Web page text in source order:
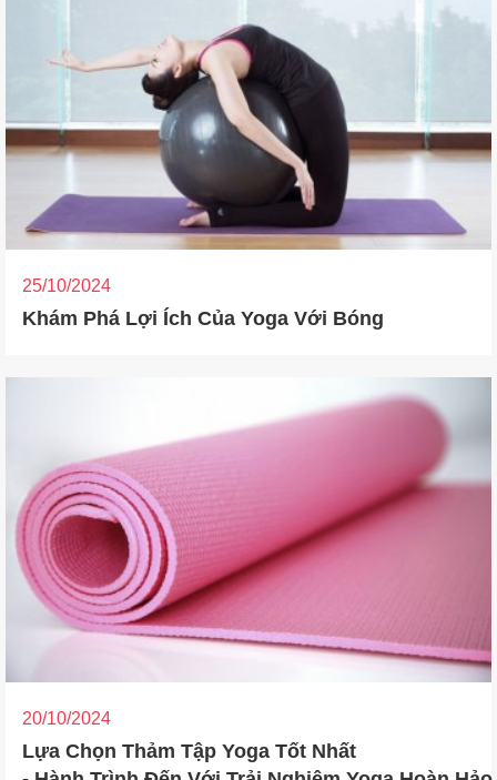
25/10/2024
Khám Phá Lợi Ích Của Yoga Với Bóng
20/10/2024
Lựa Chọn Thảm Tập Yoga Tốt Nhất